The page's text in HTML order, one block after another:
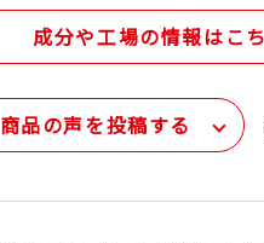
成分や工場の情報はこ
商品の声を投稿する